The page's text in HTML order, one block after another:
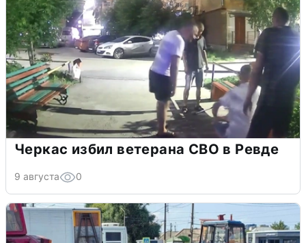
Черкас избил ветерана СВО в Ревде
9 августа 0